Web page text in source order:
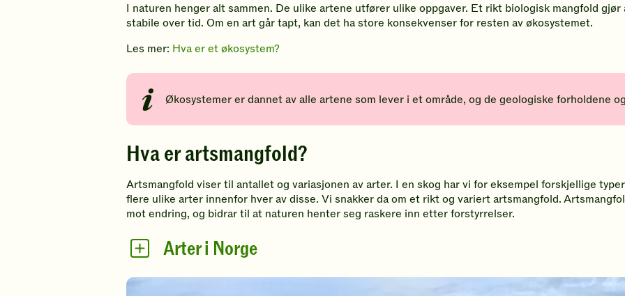
I naturen henger alt sammen. De ulike artene utfører ulike oppgaver. Et rikt biologisk mangfold
stabile over tid. Om en art går tapt, kan det ha store konsekvenser for resten av økosystemet.
Les mer: Hva er et økosystem?
Økosystemer er dannet av alle artene som lever i et område, og de geologiske forholdene
Hva er artsmangfold?
Artsmangfold viser til antallet og variasjonen av arter. I en skog har vi for eksempel forskjellige
flere ulike arter innenfor hver av disse. Vi snakker da om et rikt og variert artsmangfold.
mot endring, og bidrar til at naturen henter seg raskere inn etter forstyrrelser.
Arter i Norge